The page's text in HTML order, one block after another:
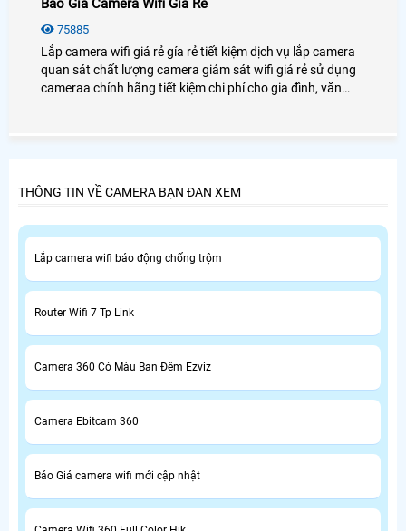
Báo Giá Camera Wifi Giá Rẻ
75885
Lắp camera wifi giá rẻ gía rẻ tiết kiệm dịch vụ lắp camera
quan sát chất lượng camera giám sát wifi giá rẻ sử dụng
cameraa chính hãng tiết kiệm chi phí cho gia đình, văn
THÔNG TIN VỀ CAMERA BẠN ĐAN XEM
Lắp camera wifi báo động chống trộm
Router Wifi 7 Tp Link
Camera 360 Có Màu Ban Đêm Ezviz
Camera Ebitcam 360
Báo Giá camera wifi mới cập nhật